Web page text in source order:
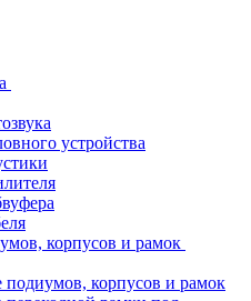
устройства
корпусов и рамок
подиумов, корпусов и рамок